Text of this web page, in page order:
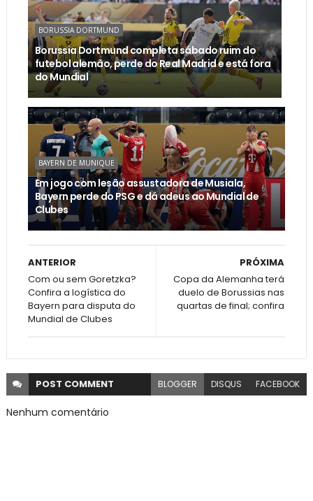
BORUSSIA DORTMUND
Borussia Dortmund completa sábado ruim do
futebol alemão, perde do Real Madrid e está fora
do Mundial
BAYERN DE MUNIQUE
Em jogo com lesão assustadora de Musiala,
Bayern perde do PSG e dá adeus ao Mundial de
Clubes
PRÓXIMA
Copa da Alemanha terá
duelo de Borussias nas
quartas de final; confira
ANTERIOR
Com ou sem Goretzka?
Confira a logística do
Bayern para disputa do
Mundial de Clubes
POST COMMENT BLOGGER DISQUS FACEBOOK
Nenhum comentário